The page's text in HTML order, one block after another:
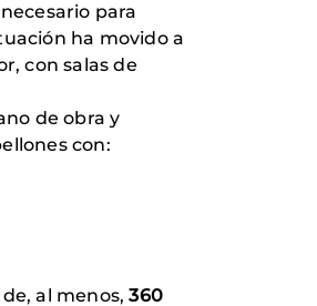
para
ha movido a
con salas de
de obra y
con:
al menos,360